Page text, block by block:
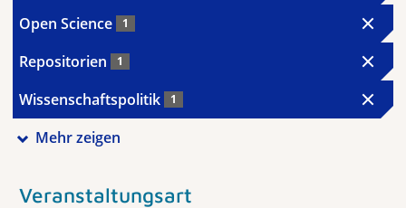
Open Science 1
Repositorien 1
Wissenschaftspolitik 1
Mehr zeigen
Veranstaltungsart